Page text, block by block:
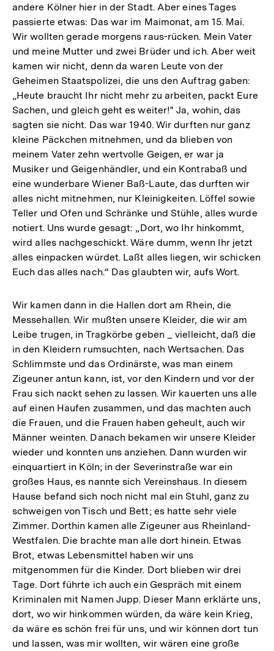
andere Kölner hier in der Stadt. Aber eines Tages
passierte etwas: Das war im Maimonat, am 15. Mai.
Wir wollten gerade morgens raus-rücken. Mein Vater
und meine Mutter und zwei Brüder und ich. Aber weit
kamen wir nicht, denn da waren Leute von der
Geheimen Staatspolizei, die uns den Auftrag gaben:
„Heute braucht Ihr nicht mehr zu arbeiten, packt Eure
Sachen, und gleich geht es weiter!" Ja, wohin, das
sagten sie nicht. Das war 1940. Wir durften nur ganz
kleine Päckchen mitnehmen, und da blieben von
meinem Vater zehn wertvolle Geigen, er war ja
Musiker und Geigenhändler, und ein Kontrabaß und
eine wunderbare Wiener Baß-Laute, das durften wir
alles nicht mitnehmen, nur Kleinigkeiten. Löffel sowie
Teller und Ofen und Schränke und Stühle, alles wurde
notiert. Uns wurde gesagt: „Dort, wo Ihr hinkommt,
wird alles nachgeschickt. Wäre dumm, wenn Ihr jetzt
alles einpacken würdet. Laßt alles liegen, wir schicken
Euch das alles nach.“ Das glaubten wir, aufs Wort.
Wir kamen dann in die Hallen dort am Rhein, die
Messehallen. Wir mußten unsere Kleider, die wir am
Leibe trugen, in Tragkörbe geben _ vielleicht, daß die
in den Kleidern rumsuchten, nach Wertsachen. Das
Schlimmste und das Ordinärste, was man einem
Zigeuner antun kann, ist, vor den Kindern und vor der
Frau sich nackt sehen zu lassen. Wir kauerten uns alle
auf einen Haufen zusammen, und das machten auch
die Frauen, und die Frauen haben geheult, auch wir
Männer weinten. Danach bekamen wir unsere Kleider
wieder und konnten uns anziehen. Dann wurden wir
einquartiert in Köln; in der Severinstraße war ein
großes Haus, es nannte sich Vereinshaus. In diesem
Hause befand sich noch nicht mal ein Stuhl, ganz zu
schweigen von Tisch und Bett; es hatte sehr viele
Zimmer. Dorthin kamen alle Zigeuner aus Rheinland-
Westfalen. Die brachte man alle dort hinein. Etwas
Brot, etwas Lebensmittel haben wir uns
mitgenommen für die Kinder. Dort blieben wir drei
Tage. Dort führte ich auch ein Gespräch mit einem
Kriminalen mit Namen Jupp. Dieser Mann erklärte uns,
dort, wo wir hinkommen würden, da wäre kein Krieg,
da wäre es schön frei für uns, und wir können dort tun
und lassen, was mir wollten, wir wären eine große